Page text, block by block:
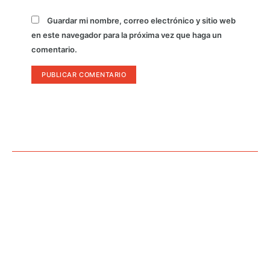
Guardar mi nombre, correo electrónico y sitio web
en este navegador para la próxima vez que haga un
comentario.